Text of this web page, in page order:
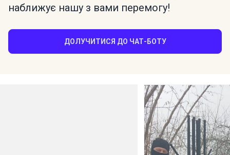
наближує нашу з вами перемогу!
ДОЛУЧИТИСЯ ДО ЧАТ-БОТУ